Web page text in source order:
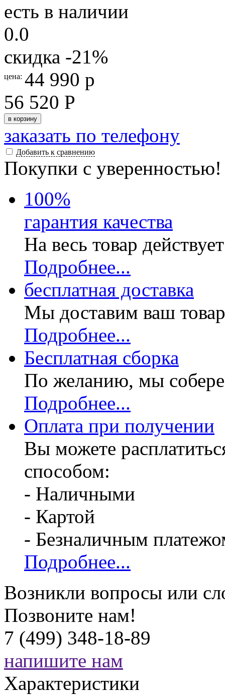
есть в наличии
0.0
скидка -21%
цена: 44 990 р
56 520 Р
в корзину
заказать по телефону
Добавить к сравнению
Покупки с уверенностью!
100%
гарантия качества
На весь товар
Подробнее...
бесплатная доставка
Мы доставим ваш
Подробнее...
Бесплатная сборка
По желанию, мы
Подробнее...
Оплата при получении
Вы можете
способом:
- Наличными
- Картой
- Безналичным
Подробнее...
Возникли вопросы или
Позвоните нам!
7 (499) 348-18-89
напишите нам
Характеристики